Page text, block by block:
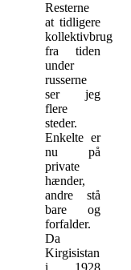
Resterne
at tidligere
kollektivbrug
fra tiden
under
russerne
ser jeg
flere
steder.
Enkelte er
nu på
private
hænder,
andre stå
bare og
forfalder.
Da
Kirgisistan